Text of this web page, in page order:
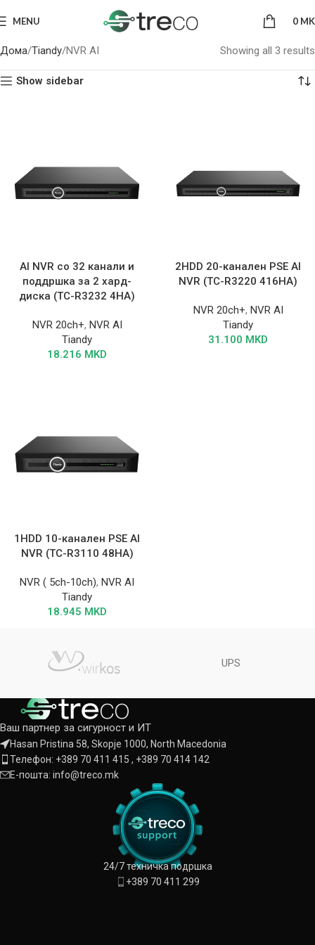
MENU 0
Дома Tiandy NVR AI Showing all 3 results
Show sidebar
AI NVR со 32 канали и
поддршка за 2 хард-
диска (TC-R3232 4HA)
NVR 20ch+, NVR AI
Tiandy
18.216 MKD
2HDD 20-канален PSE AI
NVR (TC-R3220 416HA)
NVR 20ch+, NVR AI
Tiandy
31.100 MKD
1HDD 10-канален PSE AI
NVR (TC-R3110 48HA)
NVR ( 5ch-10ch), NVR AI
Tiandy
18.945 MKD
UPS
Ваш партнер за сигурност и ИТ
Hasan Pristina 58, Skopje 1000, North Macedonia
Телефон: +389 70 411 415 , +389 70 414 142
Е-пошта: info@treco.mk
24/7 техничка подршка
+389 70 411 299